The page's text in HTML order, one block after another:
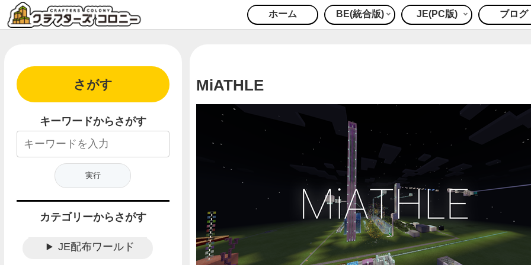
ホーム BE(統合版) JE(PC版) ブログ
MiATHLE
さがす
キーワードからさがす
カテゴリーからさがす
JE配布ワールド